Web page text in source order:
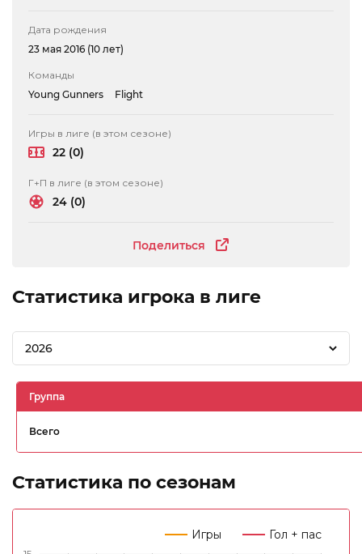
Поделиться
Дата рождения
23 мая 2016 (10 лет)
Команды
Young Gunners
Flight
Игры в лиге (в этом сезоне)
22 (0)
Г+П в лиге (в этом сезоне)
24 (0)
Статистика игрока в лиге
2026
Группа
Всего
Статистика по сезонам
Игры Гол + пас